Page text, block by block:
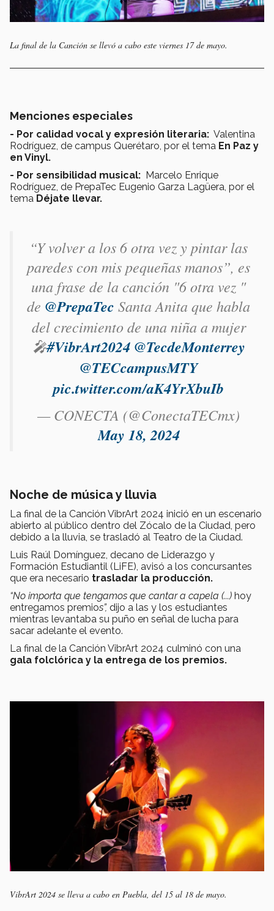
La final de la Canción se llevó a cabo este viernes 17 de mayo.
Menciones especiales
- Por calidad vocal y expresión literaria: Valentina
Rodríguez, de campus Querétaro, por el tema En Paz y
en Vinyl.
- Por sensibilidad musical: Marcelo Enrique
Rodríguez, de PrepaTec Eugenio Garza Lagüera, por el
tema Déjate llevar.
“Y volver a los 6 otra vez y pintar las
paredes con mis pequeñas manos”, es
una frase de la canción "6 otra vez "
de @PrepaTec Santa Anita que habla
del crecimiento de una niña a mujer
🎤#VibrArt2024 @TecdeMonterrey
@TECcampusMTY
pic.twitter.com/aK4YrXbuIb
— CONECTA (@ConectaTECmx)
May 18, 2024
Noche de música y lluvia
La final de la Canción VibrArt 2024 inició en un escenario
abierto al público dentro del Zócalo de la Ciudad, pero
debido a la lluvia, se trasladó al Teatro de la Ciudad.
Luis Raúl Domínguez, decano de Liderazgo y
Formación Estudiantil (LiFE), avisó a los concursantes
que era necesario trasladar la producción.
“No importa que tengamos que cantar a capela (...) hoy
entregamos premios”, dijo a las y los estudiantes
mientras levantaba su puño en señal de lucha para
sacar adelante el evento.
La final de la Canción VibrArt 2024 culminó con una
gala folclórica y la entrega de los premios.
VibrArt 2024 se lleva a cabo en Puebla, del 15 al 18 de mayo.